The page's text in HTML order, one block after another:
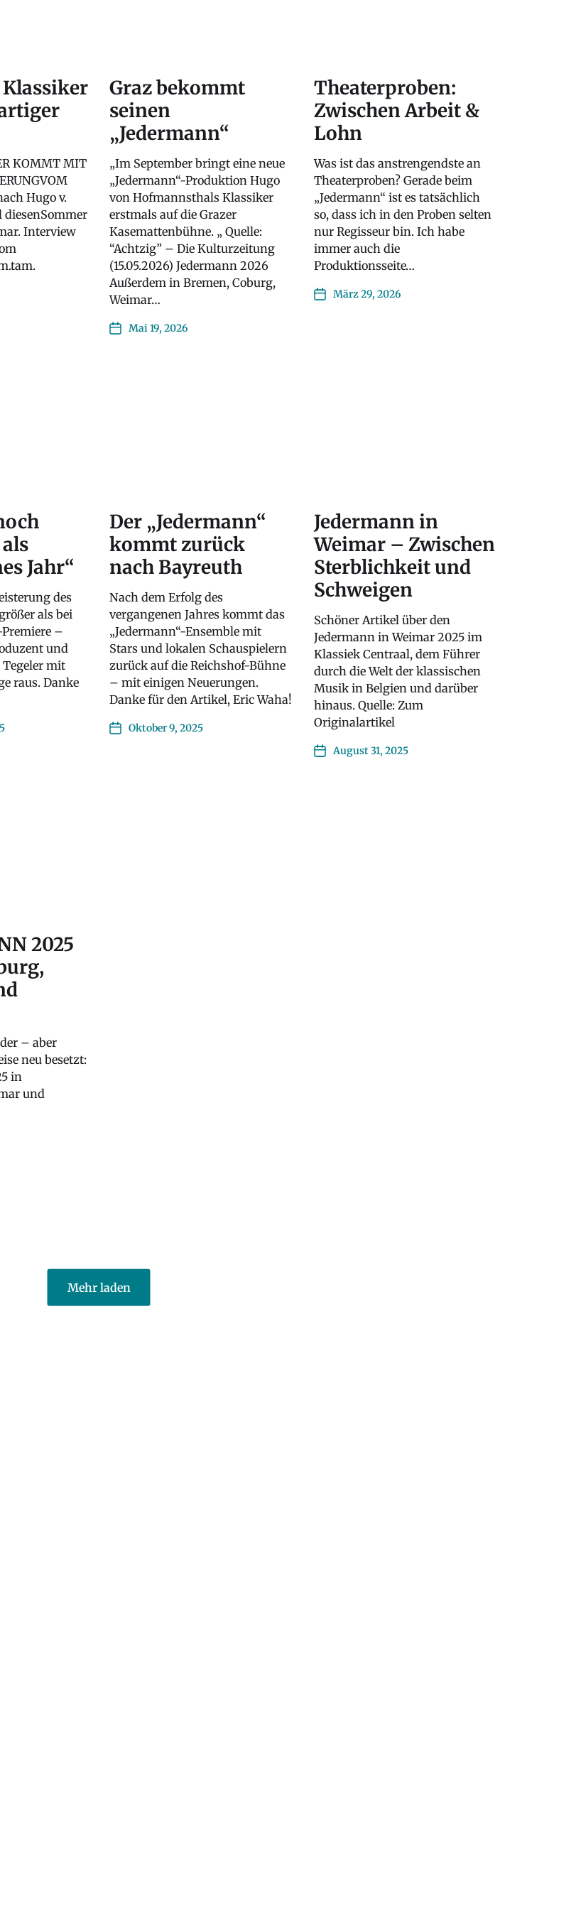
KOMMT MIT
Hugo v.
Interview
Graz bekommt
seinen
„Jedermann“
„Im September bringt eine neue
„Jedermann“-Produktion Hugo
von Hofmannsthals Klassiker
erstmals auf die Grazer
Kasemattenbühne. „ Quelle:
“Achtzig” – Die Kulturzeitung
(15.05.2026) Jedermann 2026
Außerdem in Bremen, Coburg,
Weimar…
Mai 19, 2026
Theaterproben:
Zwischen Arbeit &
Lohn
Was ist das anstrengendste an
Theaterproben? Gerade beim
„Jedermann“ ist es tatsächlich
so, dass ich in den Proben selten
nur Regisseur bin. Ich habe
immer auch die
Produktionsseite…
März 29, 2026
Jahr“
des
als bei
Premiere –
und
Tegeler mit
raus. Danke
Der „Jedermann“
kommt zurück
nach Bayreuth
Nach dem Erfolg des
vergangenen Jahres kommt das
„Jedermann“-Ensemble mit
Stars und lokalen Schauspielern
zurück auf die Reichshof-Bühne
– mit einigen Neuerungen.
Danke für den Artikel, Eric Waha!
Oktober 9, 2025
Jedermann in
Weimar – Zwischen
Sterblichkeit und
Schweigen
Schöner Artikel über den
Jedermann in Weimar 2025 im
Klassiek Centraal, dem Führer
durch die Welt der klassischen
Musik in Belgien und darüber
hinaus. Quelle: Zum
Originalartikel
August 31, 2025
2025
– aber
neu besetzt:
in
und
Mehr laden